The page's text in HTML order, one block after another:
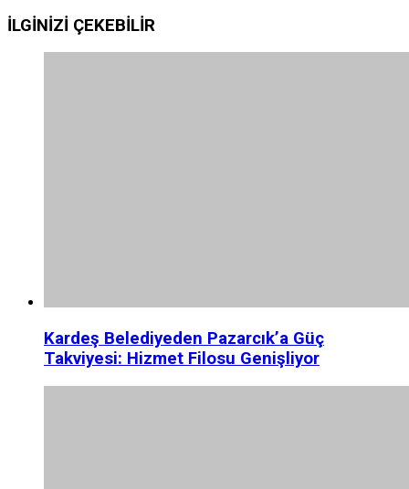
İLGİNİZİ ÇEKEBİLİR
Kardeş Belediyeden Pazarcık’a Güç
Takviyesi: Hizmet Filosu Genişliyor